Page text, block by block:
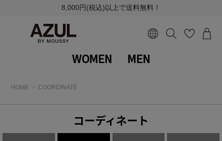
8,000円(税込)以上で送料無料！
WOMEN MEN
HOME COORDINATE
コーディネート